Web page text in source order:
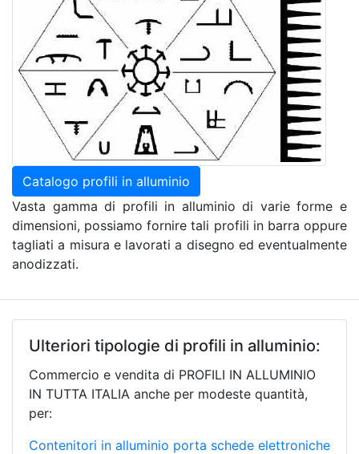
Catalogo profili in alluminio
Vasta gamma di profili in alluminio di varie forme e
dimensioni, possiamo fornire tali profili in barra oppure
tagliati a misura e lavorati a disegno ed eventualmente
anodizzati.
Ulteriori tipologie di profili in alluminio:
Commercio e vendita di PROFILI IN ALLUMINIO
IN TUTTA ITALIA anche per modeste quantità,
per:
Contenitori in alluminio porta schede elettroniche